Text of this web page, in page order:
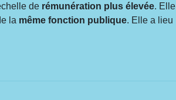
de rémunération plus élevée. Elle
la même fonction publique. Elle a lieu